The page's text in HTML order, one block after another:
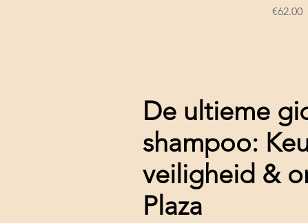
Price
€62.00
De ultieme
shampoo:
veiligheid &
Plaza